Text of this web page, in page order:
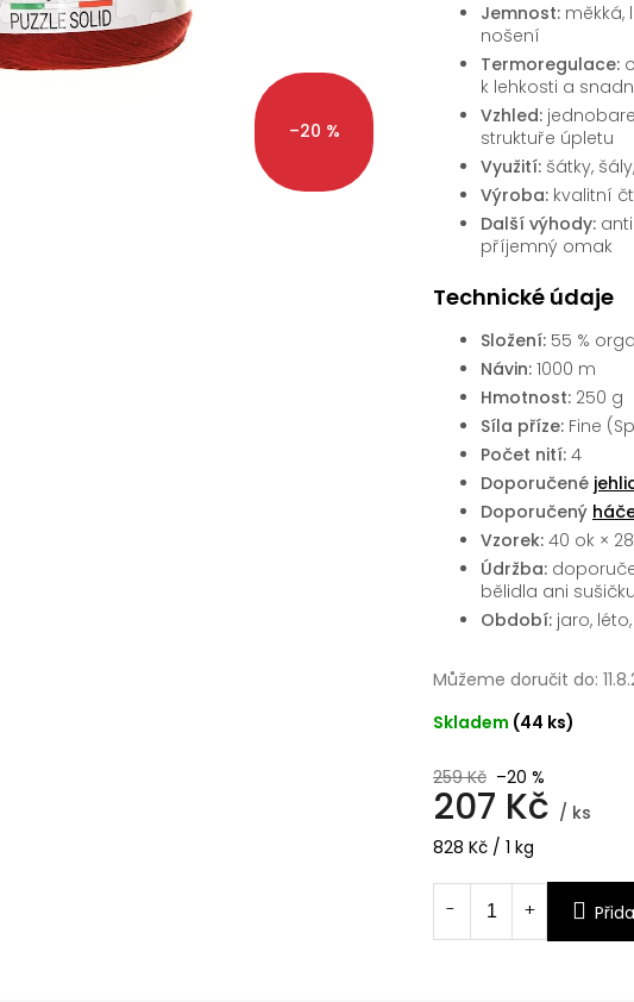
–20 %
259 Kč –20 %
207 Kč / ks
Měrná
828 Kč / 1 kg
Skladem (44 ks)
Můžeme doručit do:
Jemnost:
nošení
Termoregulace:
k lehkosti a
Vzhled:
struktuře úpletu
Využití: šátky,
Výroba: kvalitní
Další výhody:
příjemný omak
Technické údaje
Složení: 55 %
Návin: 1000 m
Hmotnost: 250 g
Síla příze: Fine
Počet nití: 4
Doporučené
Doporučený
Vzorek: 40 ok ×
Údržba:
bělidla ani
Období: jaro,